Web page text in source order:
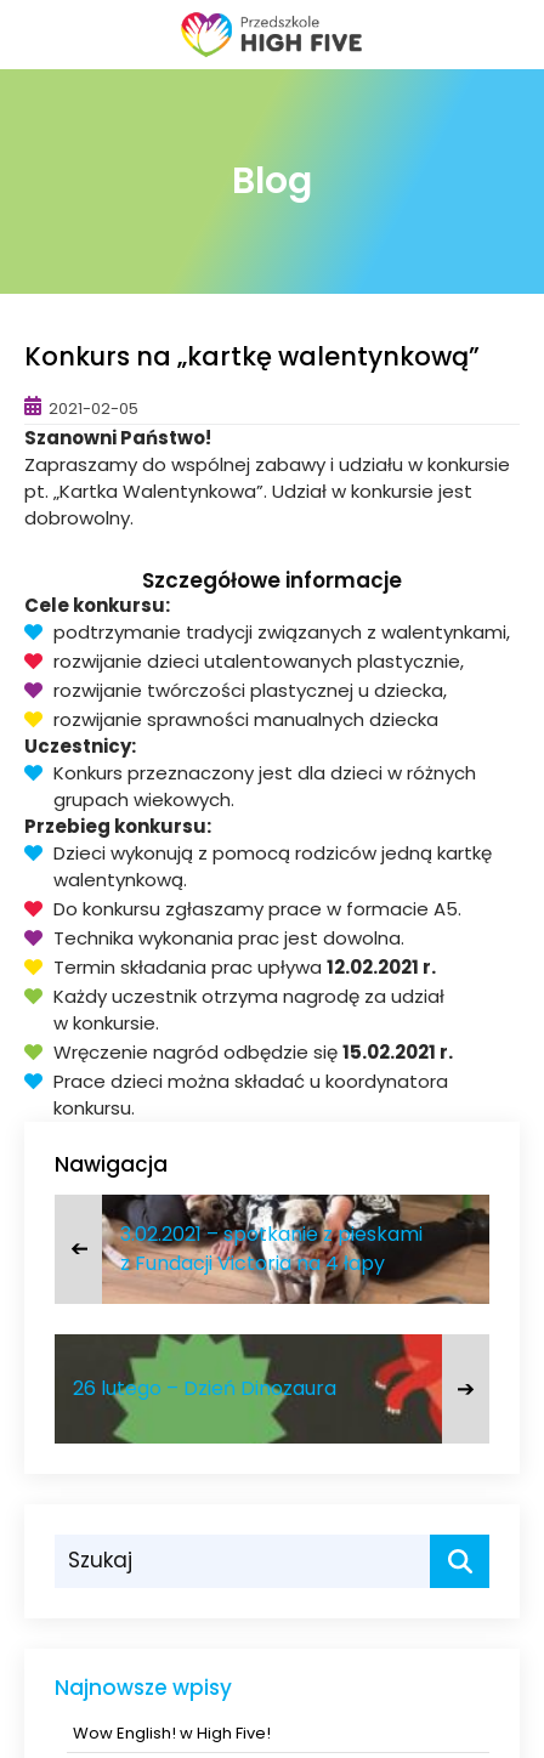
Blog
Konkurs na „kartkę walentynkową”
2021-02-05
Szanowni Państwo!
Zapraszamy do wspólnej zabawy i udziału w konkursie
pt. „Kartka Walentynkowa”. Udział w konkursie jest
dobrowolny.
Szczegółowe informacje
Cele konkursu:
podtrzymanie tradycji związanych z walentynkami,
rozwijanie dzieci utalentowanych plastycznie,
rozwijanie twórczości plastycznej u dziecka,
rozwijanie sprawności manualnych dziecka
Uczestnicy:
Konkurs przeznaczony jest dla dzieci w różnych
grupach wiekowych.
Przebieg konkursu:
Dzieci wykonują z pomocą rodziców jedną kartkę
walentynkową.
Do konkursu zgłaszamy prace w formacie A5.
Technika wykonania prac jest dowolna.
Termin składania prac upływa 12.02.2021 r.
Każdy uczestnik otrzyma nagrodę za udział
w konkursie.
Wręczenie nagród odbędzie się15.02.2021 r.
Prace dzieci można składać u koordynatora
konkursu.
Nawigacja
➔
3.02.2021 – spotkanie z pieskami
z Fundacji Victoria na 4 łapy
26 lutego – Dzień Dinozaura ➔
Najnowsze wpisy
Wow English! w High Five!